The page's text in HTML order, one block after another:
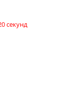
секунд